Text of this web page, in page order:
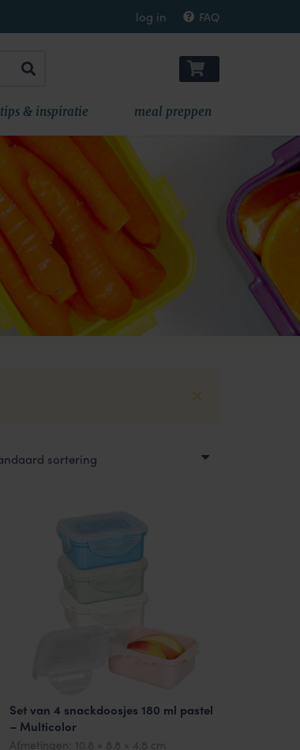
log in FAQ
tips & inspiratie meal preppen
Set van 4 snackdoosjes 180 ml pastel
– Multicolor
Afmetingen:
10.8 × 8.8 × 4.8 cm